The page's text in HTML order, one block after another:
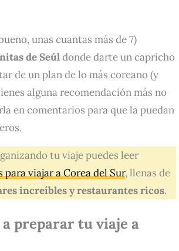
unas cuantas más de 7)
de Seúldonde darte un capricho
de un plan de lo más coreano (y
alguna recomendación más no
en comentarios para que la puedan
tu viaje puedes leer
para viajar a Corea del Sur, llenas de
increíbles y restaurantes ricos.
a preparar tu viaje a